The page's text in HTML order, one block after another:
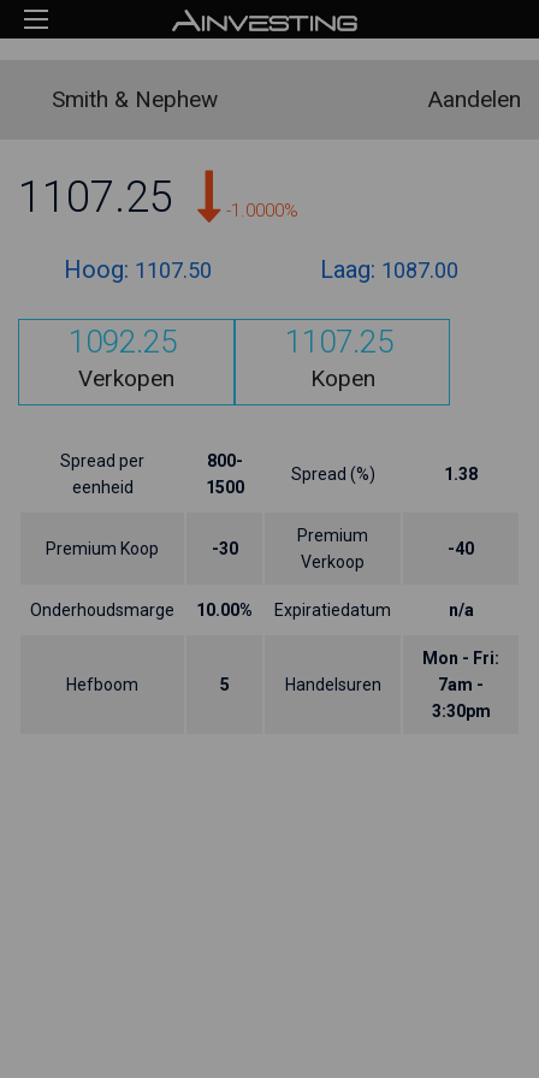
Smith & Nephew Aandelen
1107.25 -1.0000%
Hoog: 1107.50 Laag: 1087.00
1092.25
Verkopen
1107.25
Kopen
Spread per
eenheid
800-
1500
Spread (%) 1.38
Premium Koop -30
Premium
Verkoop
-40
Onderhoudsmarge 10.00% Expiratiedatum n/a
Hefboom 5 Handelsuren
Mon - Fri:
7am -
3:30pm